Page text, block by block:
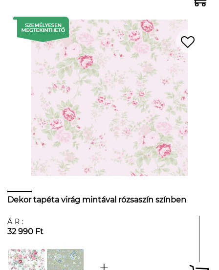
Dekor tapéta virág mintával rózsaszín színben
ÁR:
32 990 Ft